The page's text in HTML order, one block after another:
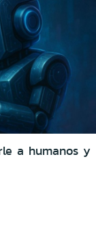
a humanos y